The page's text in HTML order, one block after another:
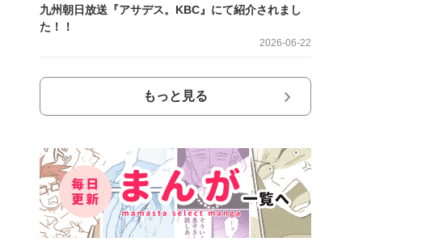
九州朝日放送『アサデス。KBC』にて紹介されまし
た！！
2026-06-22
もっと見る